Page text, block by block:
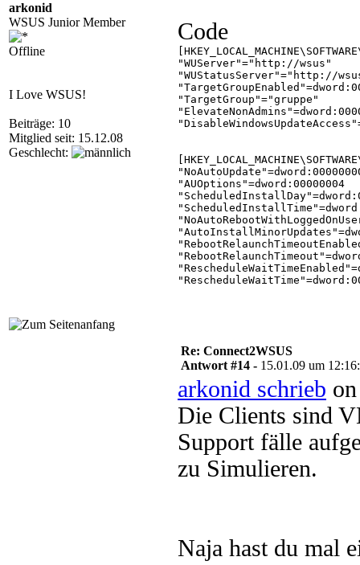
arkonid
WSUS Junior Member
Offline
I Love WSUS!
Beiträge: 10
Mitglied seit: 15.12.08
Geschlecht:
Code
"WUServer"="http://wsus"
"WUStatusServer"="http://
"TargetGroup"="gruppe"
"AUOptions"=dword:00000004
Re: Connect2WSUS
Antwort #14 - 15.01.09 um
arkonid schrieb
Die Clients sind
Support fälle
zu Simulieren.
Naja hast du mal